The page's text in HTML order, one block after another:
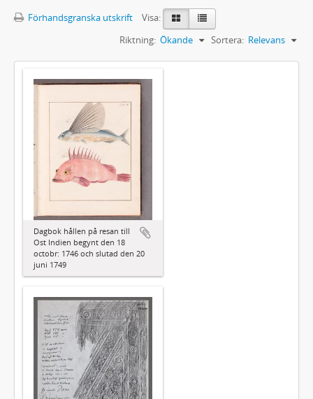
Förhandsgranska utskrift
Visa:
Sortera: Relevans
Riktning: Ökande
Dagbok hållen på resan till
Ost Indien begynt den 18
octobr: 1746 och slutad den 20
juni 1749